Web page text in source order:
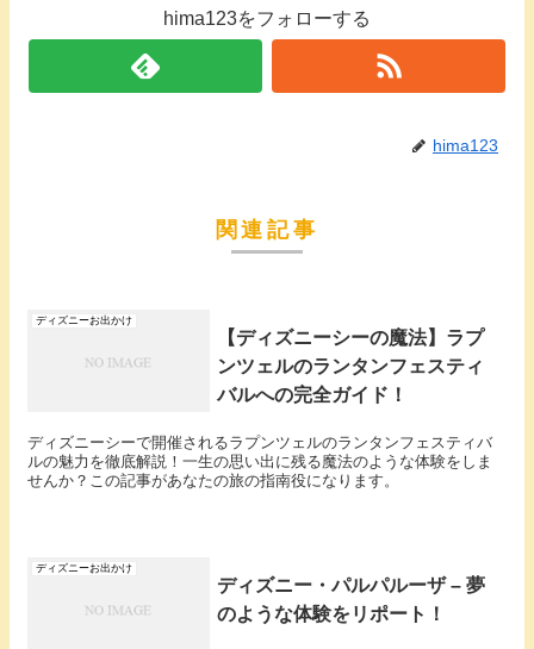
hima123をフォローする
hima123
関連記事
ディズニーお出かけ
【ディズニーシーの魔法】ラプ
ンツェルのランタンフェスティ
バルへの完全ガイド！
ディズニーシーで開催されるラプンツェルのランタンフェスティバ
ルの魅力を徹底解説！一生の思い出に残る魔法のような体験をしま
せんか？この記事があなたの旅の指南役になります。
ディズニーお出かけ
ディズニー・パルパルーザ – 夢
のような体験をリポート！